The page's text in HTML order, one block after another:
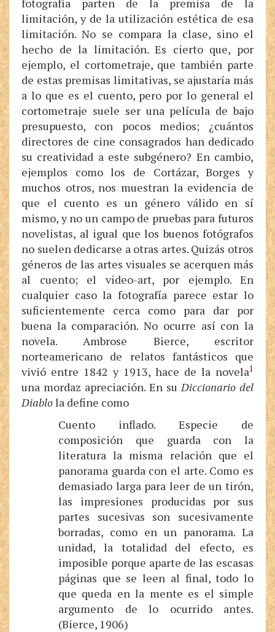
fotografía parten de la premisa de la
limitación, y de la utilización estética de esa
limitación. No se compara la clase, sino el
hecho de la limitación. Es cierto que, por
ejemplo, el cortometraje, que también parte
de estas premisas limitativas, se ajustaría más
a lo que es el cuento, pero por lo general el
cortometraje suele ser una película de bajo
presupuesto, con pocos medios; ¿cuántos
directores de cine consagrados han dedicado
su creatividad a este subgénero? En cambio,
ejemplos como los de Cortázar, Borges y
muchos otros, nos muestran la evidencia de
que el cuento es un género válido en sí
mismo, y no un campo de pruebas para futuros
novelistas, al igual que los buenos fotógrafos
no suelen dedicarse a otras artes. Quizás otros
géneros de las artes visuales se acerquen más
al cuento; el video-art, por ejemplo. En
cualquier caso la fotografía parece estar lo
suficientemente cerca como para dar por
buena la comparación. No ocurre así con la
novela. Ambrose Bierce, escritor
norteamericano de relatos fantásticos que
vivió entre 1842 y 1913, hace de la novela1
una mordaz apreciación. En suDiccionario del
Diablola define como
Cuento inflado. Especie de
composición que guarda con la
literatura la misma relación que el
panorama guarda con el arte. Como es
demasiado larga para leer de un tirón,
las impresiones producidas por sus
partes sucesivas son sucesivamente
borradas, como en un panorama. La
unidad, la totalidad del efecto, es
imposible porque aparte de las escasas
páginas que se leen al final, todo lo
que queda en la mente es el simple
argumento de lo ocurrido antes.
(Bierce, 1906)